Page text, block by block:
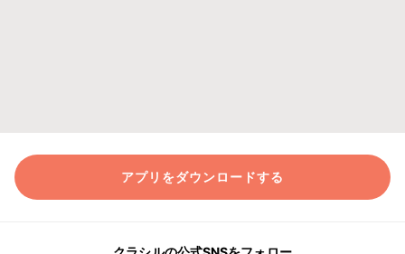
アプリをダウンロードする